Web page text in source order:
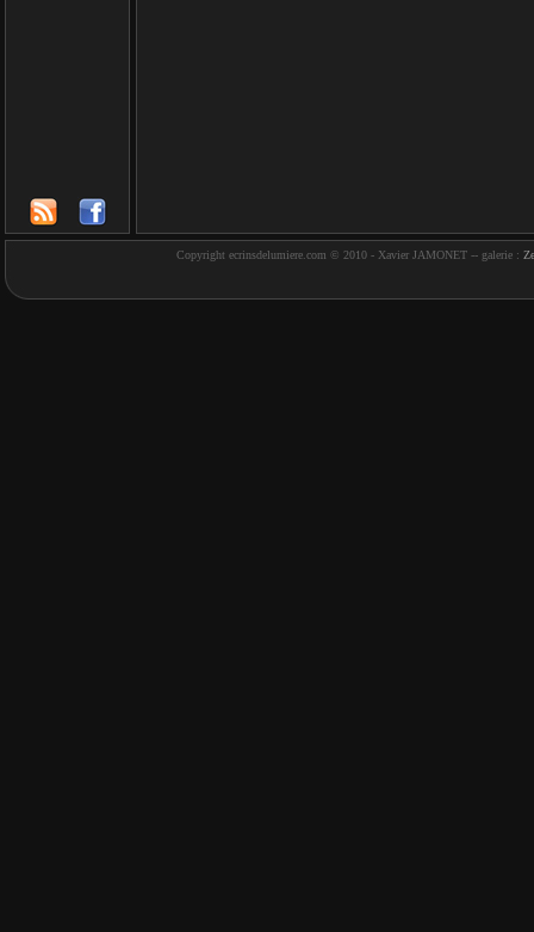
Copyright ecrinsdelumiere.com © 2010 - Xavier JAMONET -- galerie :